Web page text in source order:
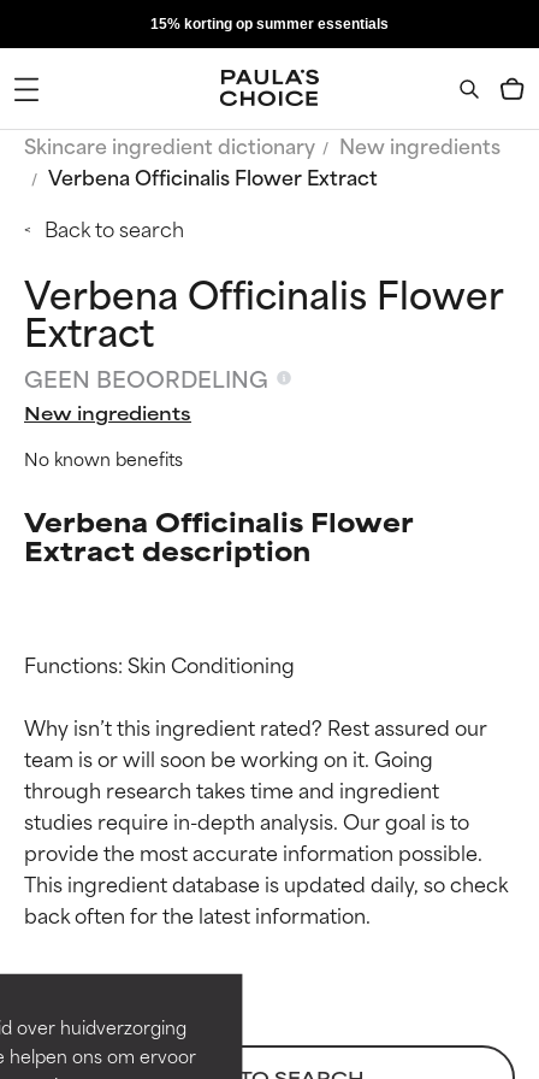
over huidverzorging
helpen ons om ervoor
15% korting op summer essentials
Skincare ingredient dictionary
New ingredients
Verbena Officinalis Flower Extract
Back to search
Verbena Officinalis Flower
Extract
GEEN BEOORDELING
New ingredients
No known benefits
Verbena Officinalis Flower
Extract description
Functions: Skin Conditioning
Why isn’t this ingredient rated? Rest assured our
team is or will soon be working on it. Going
through research takes time and ingredient
studies require in-depth analysis. Our goal is to
provide the most accurate information possible.
This ingredient database is updated daily, so check
Beoordelingen van
ingrediënten
Bewezen en ondersteund door
onafhankelijk onderzoek.
Beoordelingen van
ingrediënten
Bewezen en ondersteund door
onafhankelijk onderzoek.